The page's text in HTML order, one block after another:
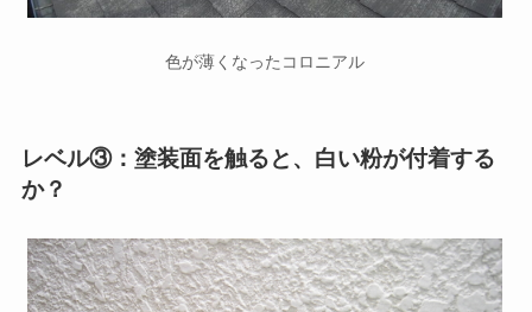
色が薄くなったコロニアル
レベル③：塗装面を触ると、白い粉が付着する
か？